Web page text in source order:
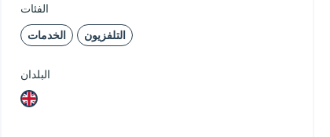
الفئات
الخدمات التلفزيون
البلدان